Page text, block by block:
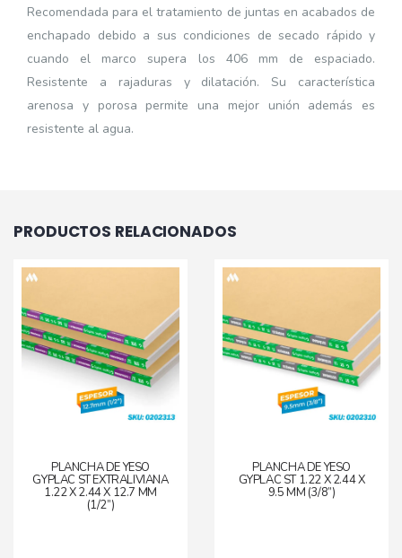
Recomendada para el tratamiento de juntas en acabados de
enchapado debido a sus condiciones de secado rápido y
cuando el marco supera los 406 mm de espaciado.
Resistente a rajaduras y dilatación. Su característica
arenosa y porosa permite una mejor unión además es
resistente al agua.
PRODUCTOS RELACIONADOS
PLANCHA DE YESO
GYPLAC ST EXTRALIVIANA
1.22 X 2.44 X 12.7 MM
(1/2”)
PLANCHA DE YESO
GYPLAC ST 1.22 X 2.44 X
9.5 MM (3/8”)